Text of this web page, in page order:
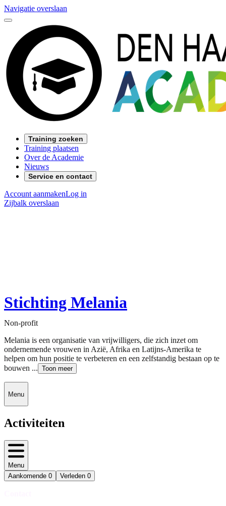
Navigatie overslaan
Training zoeken
Training plaatsen
Over de Academie
Nieuws
Service en contact
Account aanmakenLog in
Zijbalk overslaan
Stichting Melania
Non-profit
Melania is een organisatie van vrijwilligers, die zich inzet om
ondernemende vrouwen in Azië, Afrika en Latijns-Amerika te
helpen om hun positie te verbeteren en een zelfstandig bestaan op te
bouwen ... Toon meer
Menu
Activiteiten
Menu
Aankomende 0 Verleden 0